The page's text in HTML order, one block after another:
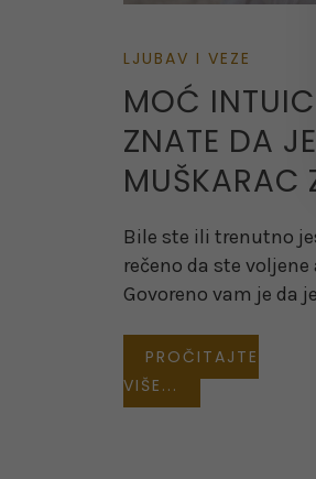
LJUBAV I VEZE
MOĆ
ZNATE DA
MUŠKARAC
Bile ste ili trenutno
rečeno da ste
Govoreno vam je da
PROČITAJTE
VIŠE...